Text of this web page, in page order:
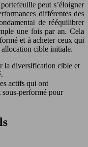
peut s’éloigner
différentes des
de rééquilibrer
une fois par an. Cela
et à acheter ceux qui
cible initiale.
la diversification cible et
actifs qui ont
performé pour